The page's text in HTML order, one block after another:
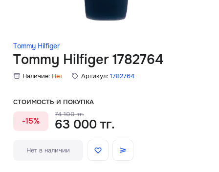
Tommy Hilfiger
Tommy Hilfiger 1782764
Наличие: Нет Артикул: 1782764
СТОИМОСТЬ И ПОКУПКА
-15%
74 100 тг.
63 000 тг.
Нет в наличии
Скидки
Главная
О нас
Доставка и оплата